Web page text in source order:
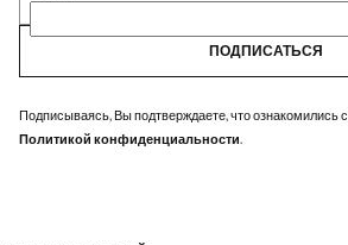
ПОДПИСАТЬСЯ
Подписываясь, Вы подтверждаете, что ознакомились с
Политикой конфиденциальности.